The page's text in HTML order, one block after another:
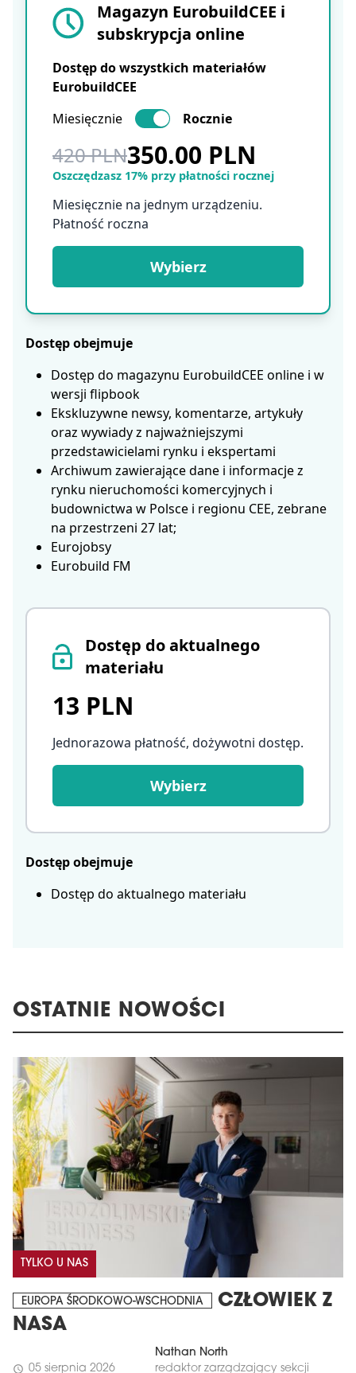
Dostęp do aktualnego
materiału
13 PLN
Jednorazowa płatność, dożywotni dostęp.
Wybierz
Dostęp obejmuje
Dostęp do aktualnego materiału
Magazyn EurobuildCEE i
subskrypcja online
Dostęp do wszystkich materiałów
EurobuildCEE
Miesięcznie
Rocznie
420 PLN350.00 PLN
Oszczędzasz 17% przy płatności rocznej
Miesięcznie na jednym urządzeniu.
Płatność roczna
Wybierz
Dostęp obejmuje
Dostęp do magazynu EurobuildCEE online i w
wersji flipbook
Ekskluzywne newsy, komentarze, artykuły
oraz wywiady z najważniejszymi
przedstawicielami rynku i ekspertami
Archiwum zawierające dane i informacje z
rynku nieruchomości komercyjnych i
budownictwa w Polsce i regionu CEE, zebrane
na przestrzeni 27 lat;
Eurojobsy
Eurobuild FM
OSTATNIE NOWOŚCI
TYLKO U NAS
EUROPA ŚRODKOWO-WSCHODNIA
CZŁOWIEK Z
NASA
schedule 05 sierpnia 2026
Nathan North
redaktor zarządzający sekcji